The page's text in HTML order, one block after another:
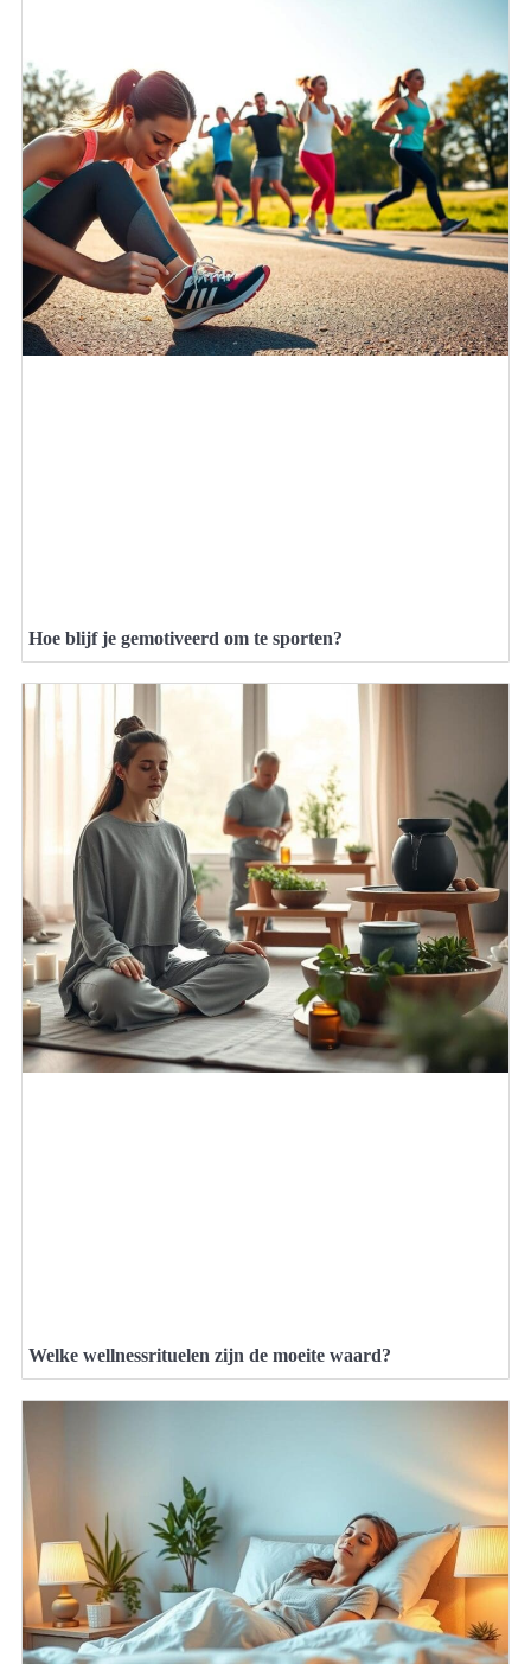
Hoe blijf je gemotiveerd om te sporten?
Welke wellnessrituelen zijn de moeite waard?